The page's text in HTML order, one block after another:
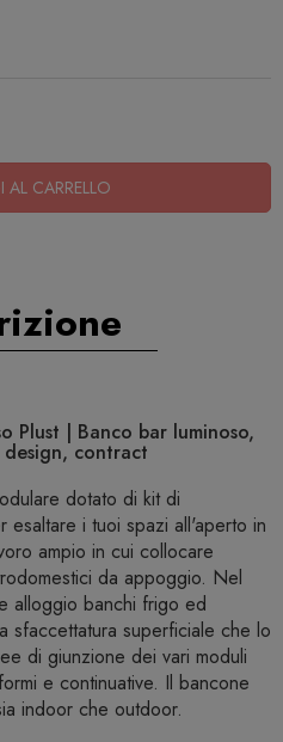
CARRELLO
Plust | Banco bar luminoso,
contract
dotato di kit di
esaltare i tuoi spazi all'aperto in
ampio in cui collocare
da appoggio. Nel
alloggio banchi frigo ed
sfaccettatura superficiale che lo
di giunzione dei vari moduli
e continuative. Il bancone
indoor che outdoor.